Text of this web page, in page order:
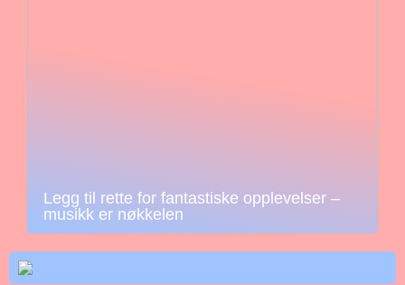
Legg til rette for fantastiske opplevelser –
musikk er nøkkelen